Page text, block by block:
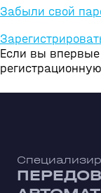
Забыли свой
Если вы